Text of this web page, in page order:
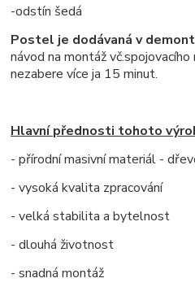
-odstín šedá
Postel je dodávaná v
návod na montáž
nezabere více ja 15 minut.
Hlavní přednosti tohoto
- přírodní masivní materiál -
- vysoká kvalita zpracování
- velká stabilita a bytelnost
- dlouhá životnost
- snadná montáž